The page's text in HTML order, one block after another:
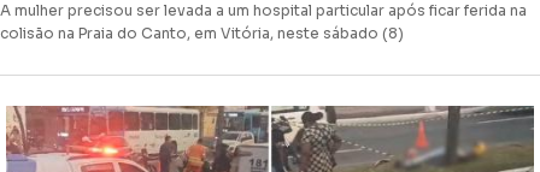
A mulher precisou ser levada a um hospital particular após ficar ferida na
colisão na Praia do Canto, em Vitória, neste sábado (8)